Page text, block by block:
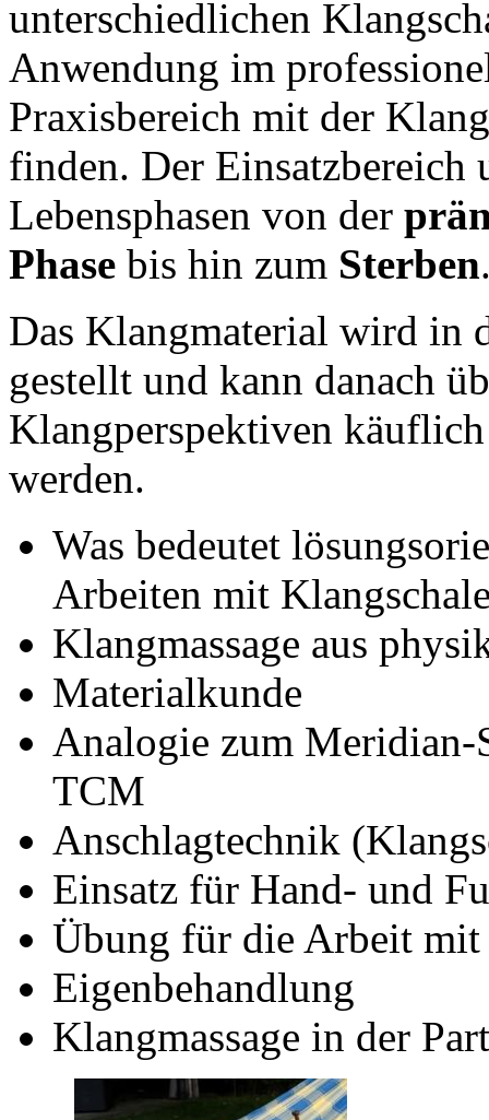
unterschiedlichen
Anwendung im
Praxisbereich mit der
finden. Der Einsatzbereich
Lebensphasen von der
Phase bis hin zum Sterben
Das Klangmaterial wird in
gestellt und kann danach
Klangperspektiven
werden.
Was bedeutet
Arbeiten mit
Klangmassage aus
Materialkunde
Analogie zum Meridian-
TCM
Anschlagtechnik
Einsatz für Hand- und
Übung für die Arbeit
Eigenbehandlung
Klangmassage in der